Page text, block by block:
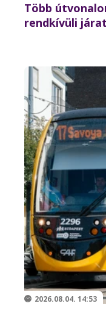
Több
rendkívüli
2026.08.04. 14:53